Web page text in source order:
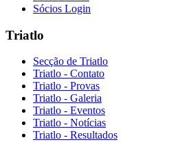
Sócios Login
Triatlo
Secção de Triatlo
Triatlo - Contato
Triatlo - Provas
Triatlo - Galeria
Triatlo - Eventos
Triatlo - Notícias
Triatlo - Resultados